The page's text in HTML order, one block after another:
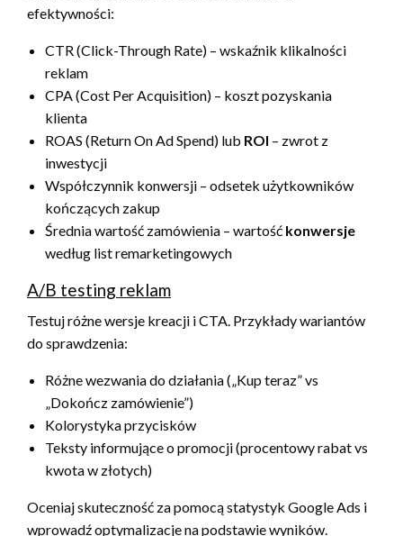
efektywności:
CTR (Click-Through Rate) – wskaźnik klikalności
reklam
CPA (Cost Per Acquisition) – koszt pozyskania
klienta
ROAS (Return On Ad Spend) lub ROI – zwrot z
inwestycji
Współczynnik konwersji – odsetek użytkowników
kończących zakup
Średnia wartość zamówienia – wartość konwersje
według list remarketingowych
A/B testing reklam
Testuj różne wersje kreacji i CTA. Przykłady wariantów
do sprawdzenia:
Różne wezwania do działania („Kup teraz” vs
„Dokończ zamówienie”)
Kolorystyka przycisków
Teksty informujące o promocji (procentowy rabat vs
kwota w złotych)
Oceniaj skuteczność za pomocą statystyk Google Ads i
wprowadź optymalizacje na podstawie wyników.